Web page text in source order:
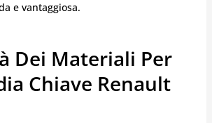
e vantaggiosa.
Dei Materiali Per
Chiave Renault